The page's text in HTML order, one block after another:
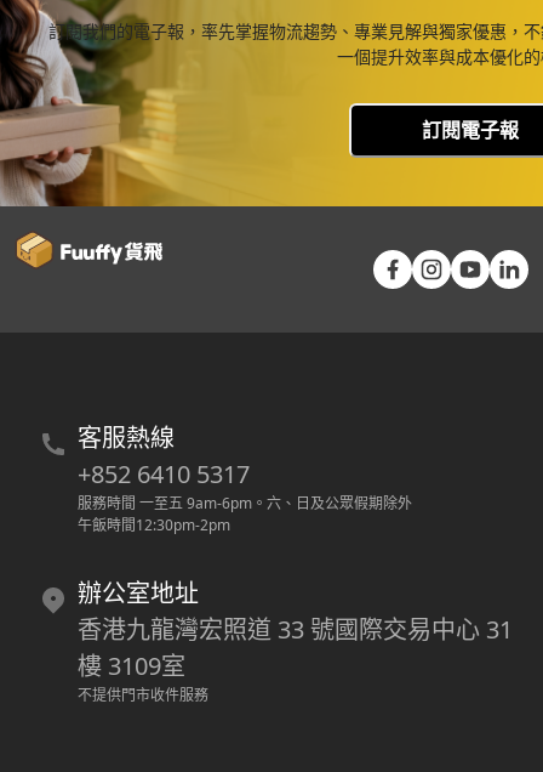
訂閱我們的電子報，率先掌握物流趨勢、專業見解與獨家優惠，
一個提升效率與成本優化
訂閱電子報
客服熱線
+852 6410 5317
服務時間 一至五 9am-6pm 。 六、日及公眾假期除外
午飯時間12:30pm-2pm
辦公室地址
香港九龍灣宏照道 33 號國際交易中心 31
樓 3109室
不提供門市收件服務